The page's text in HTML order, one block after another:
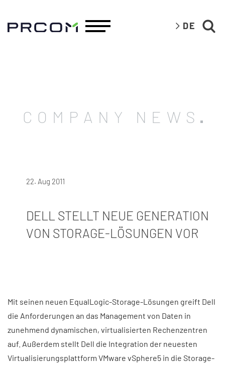
DE
COMPANY NEWS
22. Aug 2011
DELL STELLT NEUE GENERATION
VON STORAGE-LÖSUNGEN VOR
Mit seinen neuen EqualLogic-Storage-Lösungen greift Dell
die Anforderungen an das Management von Daten in
zunehmend dynamischen, virtualisierten Rechenzentren
auf. Außerdem stellt Dell die Integration der neuesten
Virtualisierungsplattform VMware vSphere5 in die Storage-